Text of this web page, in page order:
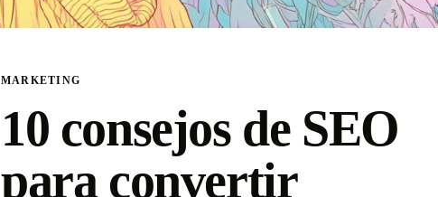
MARKETING
10 consejos de SEO
para convertir